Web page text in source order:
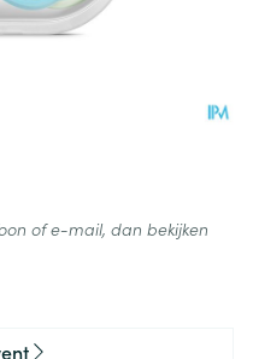
of e-mail, dan bekijken